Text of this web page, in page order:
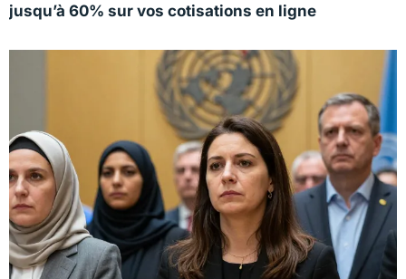
jusqu’à 60% sur vos cotisations en ligne